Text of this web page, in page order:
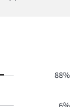
88%